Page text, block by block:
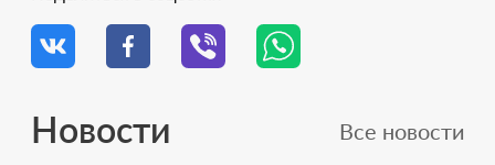
Новости Все новости